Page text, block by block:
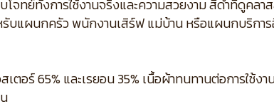
ทย์ทั้งการใช้งานจริงและความสวยงาม สีดำที่ดูคลา
รับแผนกครัว พนักงานเสิร์ฟ แม่บ้าน หรือแผนกบริก
ร์ 65% และเรยอน 35% เนื้อผ้าทนทานต่อการใช้ง